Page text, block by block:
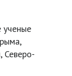
ученые
Северо-